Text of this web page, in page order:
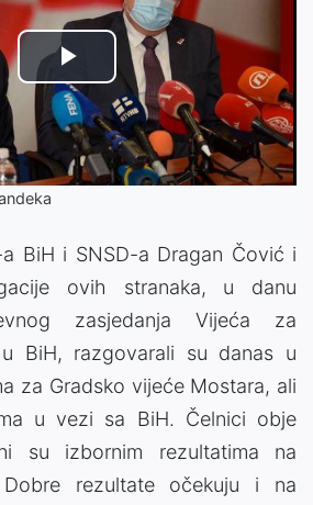
Play
Video
a BiH i SNSD-a Dragan Čović i
ovih stranaka, u danu
zasjedanja Vijeća za
BiH, razgovarali su danas u
za Gradsko vijeće Mostara, ali
u vezi sa BiH. Čelnici obje
su izbornim rezultatima na
rezultate očekuju i na